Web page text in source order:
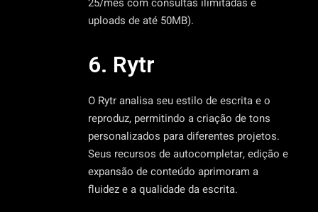
uploads de até 50MB).
6. Rytr
O Rytr analisa seu estilo de escrita e o
reproduz, permitindo a criação de tons
personalizados para diferentes projetos.
Seus recursos de autocompletar, edição e
expansão de conteúdo aprimoram a
fluidez e a qualidade da escrita.